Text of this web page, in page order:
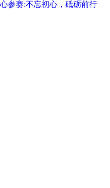
参赛:不忘初心，砥砺前行